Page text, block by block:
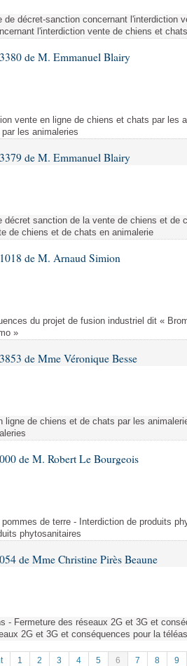
de décret-sanction concernant l'interdiction
l'interdiction vente de chiens et chats
de M. Emmanuel Blairy
vente en ligne de chiens et chats par les
les animaleries
de M. Emmanuel Blairy
décret sanction de la vente de chiens et de
de chiens et de chats en animalerie
de M. Arnaud Simion
du projet de fusion industriel dit «
»
de Mme Véronique Besse
ligne de chiens et de chats par les
de M. Robert Le Bourgeois
de terre - Interdiction de produits
phytosanitaires
de Mme Christine Pirès Beaune
- Fermeture des réseaux 2G et 3G et
2G et 3G et conséquences pour la
1 2 3 4 5 6 7 8 9